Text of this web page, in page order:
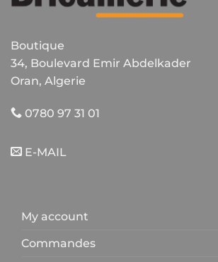
Boutique
34, Boulevard Emir Abdelkader
Oran, Algerie
0780 97 31 01
E-MAIL
My account
Commandes